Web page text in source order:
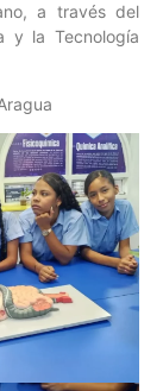
a través del
y la Tecnología